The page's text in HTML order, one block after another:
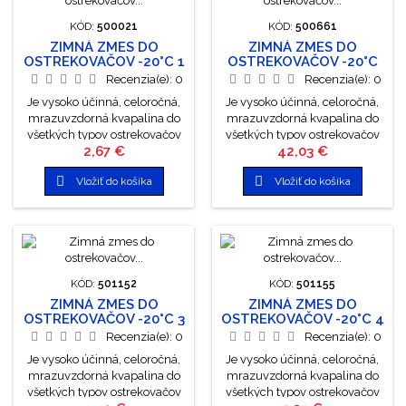
kvapalinami na báze
monoetylénglykolu a
propylénglykolu. Prípravok
neobsahuje dusitany, amíny a
fosfáty....
kvapalinami na báze
monoetylénglykolu a
propylénglykolu. Prípravok
neobsahuje dusitany, amíny a
fosfáty....
KÓD: 500021
ZIMNÁ ZMES DO
OSTREKOVAČOV -20°C 1
LRecenzia(e): 0
Je vysoko účinná, celoročná,
mrazuvzdorná kvapalina do
všetkých typov ostrekovačov
motorových vozidiel.
Spoľahlivo odstraňuje zo skla
mastnotu, hmyz a iné
nečistoty.
Cena
2,67 €
 Vložiť do košíka
KÓD: 500661
ZIMNÁ ZMES DO
OSTREKOVAČOV -20°C
25 L IBA OSOBNÝ
Recenzia(e): 0
Je vysoko účinná, celoročná,
mrazuvzdorná kvapalina do
všetkých typov ostrekovačov
motorových vozidiel.
Spoľahlivo odstraňuje zo skla
mastnotu, hmyz a iné
nečistoty.
Cena
42,03 €
 Vložiť do košíka
KÓD: 501152
ZIMNÁ ZMES DO
OSTREKOVAČOV -20°C 3
LRecenzia(e): 0
Je vysoko účinná, celoročná,
mrazuvzdorná kvapalina do
všetkých typov ostrekovačov
KÓD: 501155
ZIMNÁ ZMES DO
OSTREKOVAČOV -20°C 4
LRecenzia(e): 0
Je vysoko účinná, celoročná,
mrazuvzdorná kvapalina do
všetkých typov ostrekovačov